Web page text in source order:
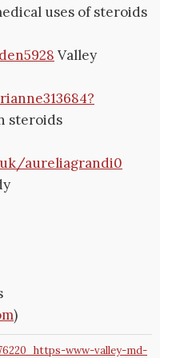
uses of steroids
Valley
steroids
aureliagrandi0
)
www-valley-md-